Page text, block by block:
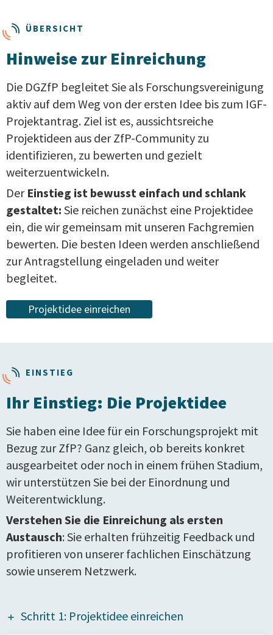
ÜBERSICHT
Hinweise zur Einreichung
Die DGZfP begleitet Sie als Forschungsvereinigung
aktiv auf dem Weg von der ersten Idee bis zum IGF-
Projektantrag. Ziel ist es, aussichtsreiche
Projektideen aus der ZfP-Community zu
identifizieren, zu bewerten und gezielt
weiterzuentwickeln.
Der Einstieg ist bewusst einfach und schlank
gestaltet: Sie reichen zunächst eine Projektidee
ein, die wir gemeinsam mit unseren Fachgremien
bewerten. Die besten Ideen werden anschließend
zur Antragstellung eingeladen und weiter
begleitet.
Projektidee einreichen
EINSTIEG
Ihr Einstieg: Die Projektidee
Sie haben eine Idee für ein Forschungsprojekt mit
Bezug zur ZfP? Ganz gleich, ob bereits konkret
ausgearbeitet oder noch in einem frühen Stadium,
wir unterstützen Sie bei der Einordnung und
Weiterentwicklung.
Verstehen Sie die Einreichung als ersten
Austausch: Sie erhalten frühzeitig Feedback und
profitieren von unserer fachlichen Einschätzung
sowie unserem Netzwerk.
Schritt 1: Projektidee einreichen